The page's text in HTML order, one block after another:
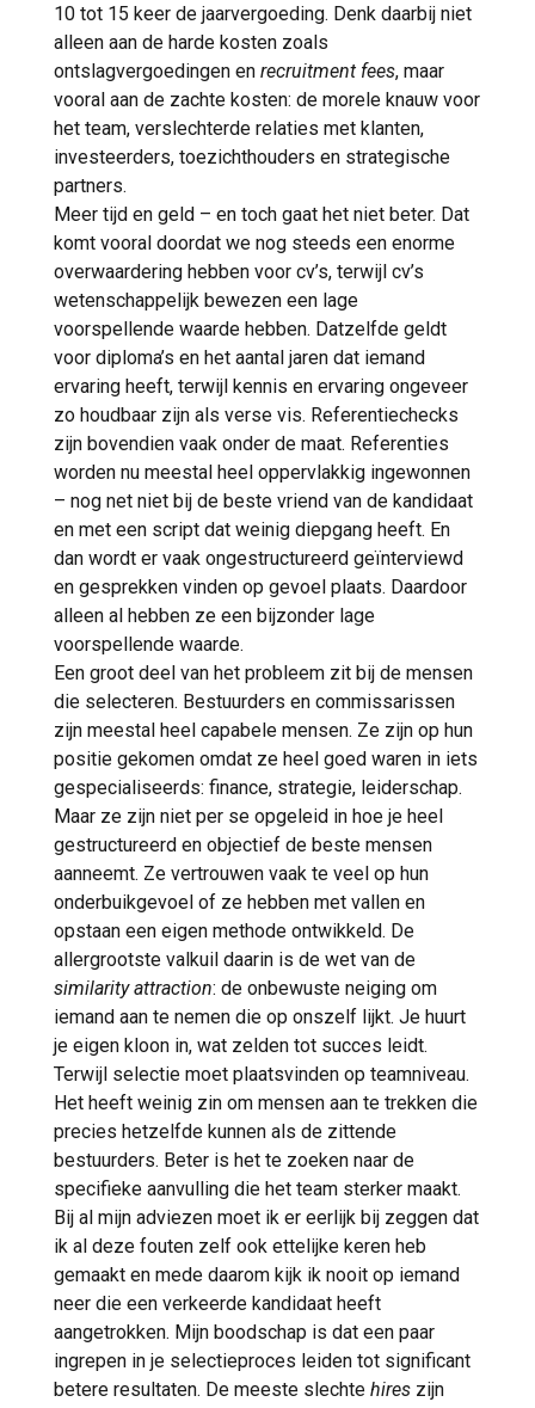
10 tot 15 keer de jaarvergoeding. Denk daarbij niet
alleen aan de harde kosten zoals
ontslagvergoedingen en recruitment fees, maar
vooral aan de zachte kosten: de morele knauw voor
het team, verslechterde relaties met klanten,
investeerders, toezichthouders en strategische
partners.
Meer tijd en geld – en toch gaat het niet beter. Dat
komt vooral doordat we nog steeds een enorme
overwaardering hebben voor cv’s, terwijl cv’s
wetenschappelijk bewezen een lage
voorspellende waarde hebben. Datzelfde geldt
voor diploma’s en het aantal jaren dat iemand
ervaring heeft, terwijl kennis en ervaring ongeveer
zo houdbaar zijn als verse vis. Referentiechecks
zijn bovendien vaak onder de maat. Referenties
worden nu meestal heel oppervlakkig ingewonnen
– nog net niet bij de beste vriend van de kandidaat
en met een script dat weinig diepgang heeft. En
dan wordt er vaak ongestructureerd geïnterviewd
en gesprekken vinden op gevoel plaats. Daardoor
alleen al hebben ze een bijzonder lage
voorspellende waarde.
Een groot deel van het probleem zit bij de mensen
die selecteren. Bestuurders en commissarissen
zijn meestal heel capabele mensen. Ze zijn op hun
positie gekomen omdat ze heel goed waren in iets
gespecialiseerds: finance, strategie, leiderschap.
Maar ze zijn niet per se opgeleid in hoe je heel
gestructureerd en objectief de beste mensen
aanneemt. Ze vertrouwen vaak te veel op hun
onderbuikgevoel of ze hebben met vallen en
opstaan een eigen methode ontwikkeld. De
allergrootste valkuil daarin is de wet van de
similarity attraction: de onbewuste neiging om
iemand aan te nemen die op onszelf lijkt. Je huurt
je eigen kloon in, wat zelden tot succes leidt.
Terwijl selectie moet plaatsvinden op teamniveau.
Het heeft weinig zin om mensen aan te trekken die
precies hetzelfde kunnen als de zittende
bestuurders. Beter is het te zoeken naar de
specifieke aanvulling die het team sterker maakt.
Bij al mijn adviezen moet ik er eerlijk bij zeggen dat
ik al deze fouten zelf ook ettelijke keren heb
gemaakt en mede daarom kijk ik nooit op iemand
neer die een verkeerde kandidaat heeft
aangetrokken. Mijn boodschap is dat een paar
ingrepen in je selectieproces leiden tot significant
betere resultaten. De meeste slechte hires zijn